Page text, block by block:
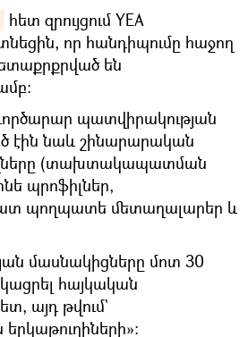
հետ զրույցում YEA
որ հանդիպումը հաջող
են
պատվիրակության
էին նաև շինարարական
(տախտակապատման
պրոֆիլներ,
պողպատե մետաղալարեր և
մասնակիցները մոտ 30
հայկական
այդ թվում`